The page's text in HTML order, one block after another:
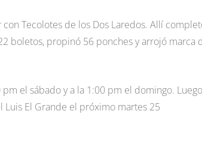
Tecolotes de los Dos Laredos. Allí
boletos, propinó 56 ponches y arrojó marca
el sábado y a la 1:00 pm el domingo.
El Grande el próximo martes 25